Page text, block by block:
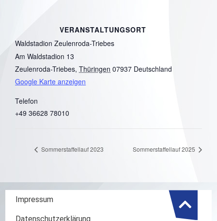
VERANSTALTUNGSORT
Waldstadion Zeulenroda-Triebes
Am Waldstadion 13
Zeulenroda-Triebes, Thüringen 07937 Deutschland
Google Karte anzeigen
Telefon
+49 36628 78010
Sommerstaffellauf 2023 Sommerstaffellauf 2025
Impressum
Datenschutzerklärung